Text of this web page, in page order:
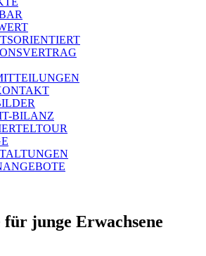
BILANZ
junge Erwachsene